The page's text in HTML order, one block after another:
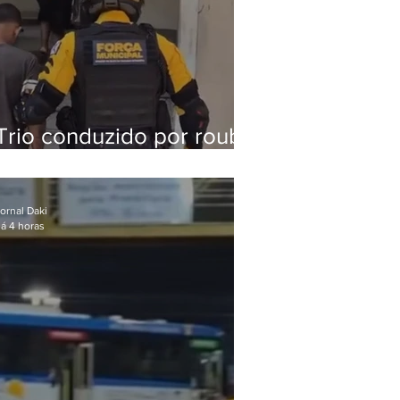
conduzido por roubo
37 passagens
Daki
4 horas